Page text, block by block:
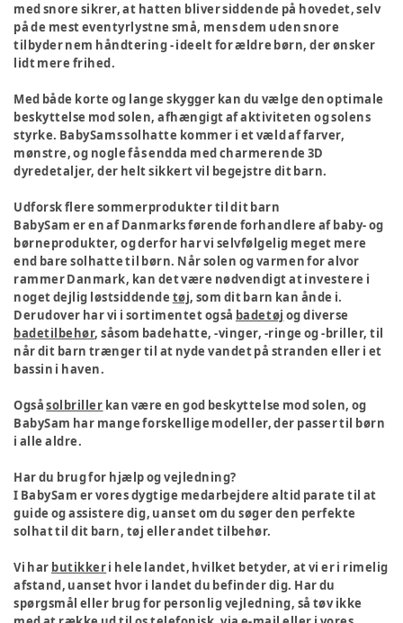
med snore sikrer, at hatten bliver siddende på hovedet, selv
på de mest eventyrlystne små, mens dem uden snore
tilbyder nem håndtering - ideelt for ældre børn, der ønsker
lidt mere frihed.
Med både korte og lange skygger kan du vælge den optimale
beskyttelse mod solen, afhængigt af aktiviteten og solens
styrke. BabySams solhatte kommer i et væld af farver,
mønstre, og nogle fås endda med charmerende 3D
dyredetaljer, der helt sikkert vil begejstre dit barn.
Udforsk flere sommerprodukter til dit barn
BabySam er en af Danmarks førende forhandlere af baby- og
børneprodukter, og derfor har vi selvfølgelig meget mere
end bare solhatte til børn. Når solen og varmen for alvor
rammer Danmark, kan det være nødvendigt at investere i
noget dejlig løstsiddende tøj, som dit barn kan ånde i.
Derudover har vi i sortimentet også badetøj og diverse
badetilbehør, såsom badehatte, -vinger, -ringe og -briller, til
når dit barn trænger til at nyde vandet på stranden eller i et
bassin i haven.
Ogsåsolbriller kan være en god beskyttelse mod solen, og
BabySam har mange forskellige modeller, der passer til børn
i alle aldre.
Har du brug for hjælp og vejledning?
I BabySam er vores dygtige medarbejdere altid parate til at
guide og assistere dig, uanset om du søger den perfekte
solhat til dit barn, tøj eller andet tilbehør.
Vi har butikkeri hele landet, hvilket betyder, at vi er i rimelig
afstand, uanset hvor i landet du befinder dig. Har du
spørgsmål eller brug for personlig vejledning, så tøv ikke